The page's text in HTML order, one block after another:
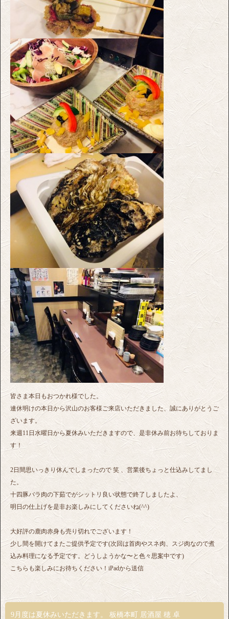
皆さま本日もおつかれ様でした。
連休明けの本日から沢山のお客様ご来店いただきました、誠にありがとうご
ざいます。
来週11日水曜日から夏休みいただきますので、是非休み前お待ちしておりま
す！
2日間思いっきり休んでしまったので 笑 、営業後ちょっと仕込みしてまし
た。
十四豚バラ肉の下茹でがシットリ良い状態で終了しましたよ、
明日の仕上げを是非お楽しみにしてくださいね(^^)
大好評の鹿肉赤身も売り切れでございます！
少し間を開けてまたご提供予定です(次回は首肉やスネ肉、スジ肉なので煮
込み料理になる予定です。どうしようかな〜と色々思案中です)
こちらも楽しみにお待ちください！iPadから送信
9月度は夏休みいただきます。 板橋本町 居酒屋 穂 卓